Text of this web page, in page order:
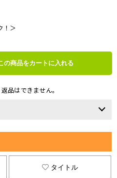
！＞
の商品をカートに入れる
品はできません。
タイトル